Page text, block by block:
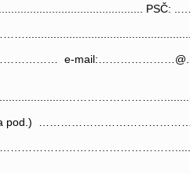
e-
a pod.)